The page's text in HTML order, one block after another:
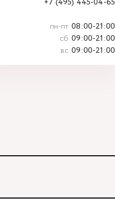
пн-пт 08:00-21:00
сб 09:00-21:00
вс 09:00-21:00